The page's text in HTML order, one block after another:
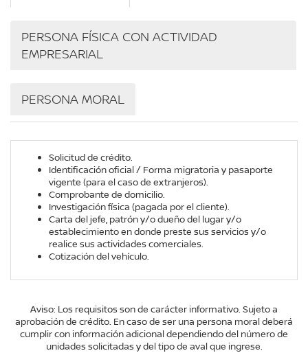
PERSONA FÍSICA CON ACTIVIDAD
EMPRESARIAL
PERSONA MORAL
Solicitud de crédito.
Identificación oficial / Forma migratoria y pasaporte
vigente (para el caso de extranjeros).
Comprobante de domicilio.
Investigación física (pagada por el cliente).
Carta del jefe, patrón y/o dueño del lugar y/o
establecimiento en donde preste sus servicios y/o
realice sus actividades comerciales.
Cotización del vehículo.
Aviso: Los requisitos son de carácter informativo. Sujeto a
aprobación de crédito. En caso de ser una persona moral deberá
cumplir con información adicional dependiendo del número de
unidades solicitadas y del tipo de aval que ingrese.